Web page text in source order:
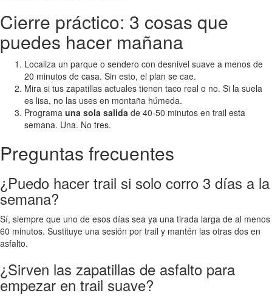
Cierre práctico: 3 cosas que
puedes hacer mañana
Localiza un parque o sendero con desnivel suave a menos de
20 minutos de casa. Sin esto, el plan se cae.
Mira si tus zapatillas actuales tienen taco real o no. Si la suela
es lisa, no las uses en montaña húmeda.
Programa una sola salida de 40-50 minutos en trail esta
semana. Una. No tres.
Preguntas frecuentes
¿Puedo hacer trail si solo corro 3 días a la
semana?
Sí, siempre que uno de esos días sea ya una tirada larga de al menos
60 minutos. Sustituye una sesión por trail y mantén las otras dos en
asfalto.
¿Sirven las zapatillas de asfalto para
empezar en trail suave?